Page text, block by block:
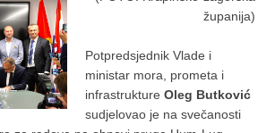
županija)
Potpredsjednik Vlade i
ministar mora, prometa i
infrastrukture Oleg Butković
sudjelovao je na svečanosti